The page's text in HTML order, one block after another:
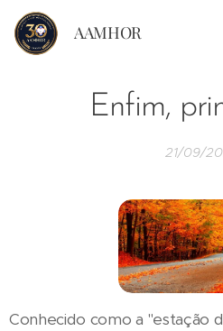
AAMHOR
Enfim,
21/09/
Conhecido como a "estação